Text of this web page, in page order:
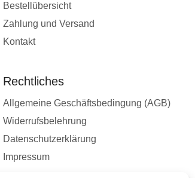
Bestellübersicht
Zahlung und Versand
Kontakt
Rechtliches
Allgemeine Geschäftsbedingung (AGB)
Widerrufsbelehrung
Datenschutzerklärung
Impressum